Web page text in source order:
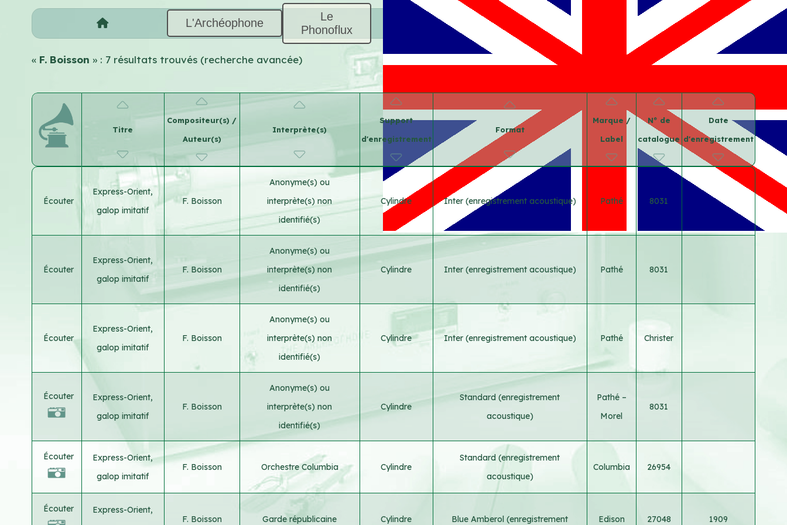
L'Archéophone
Le
Phonoflux
«F. Boisson » : 7 résultats trouvés (recherche avancée)
Titre
Compositeur(s) /
Auteur(s)
Interprète(s)
Support
d'enregistrement
Format
Marque /
Label
N° de
catalogue
Date
d'enregistrement
Écouter
Express-Orient,
galop imitatif
F. Boisson
Anonyme(s) ou
interprète(s) non
identifié(s)
Cylindre Inter (enregistrement acoustique) Pathé 8031
Écouter
Express-Orient,
galop imitatif
F. Boisson
Anonyme(s) ou
interprète(s) non
identifié(s)
Cylindre Inter (enregistrement acoustique) Pathé 8031
Écouter
Express-Orient,
galop imitatif
F. Boisson
Anonyme(s) ou
interprète(s) non
identifié(s)
Cylindre Inter (enregistrement acoustique) Pathé Christer
Écouter
Express-Orient,
galop imitatif
F. Boisson
Anonyme(s) ou
interprète(s) non
identifié(s)
Cylindre
Standard (enregistrement
acoustique)
Pathé –
Morel
8031
Écouter
Express-Orient,
galop imitatif
F. Boisson Orchestre Columbia Cylindre
Standard (enregistrement
acoustique)
Columbia 26954
Écouter
Express-Orient,
F. Boisson Garde républicaine Cylindre Blue Amberol (enregistrement Edison 27048 1909